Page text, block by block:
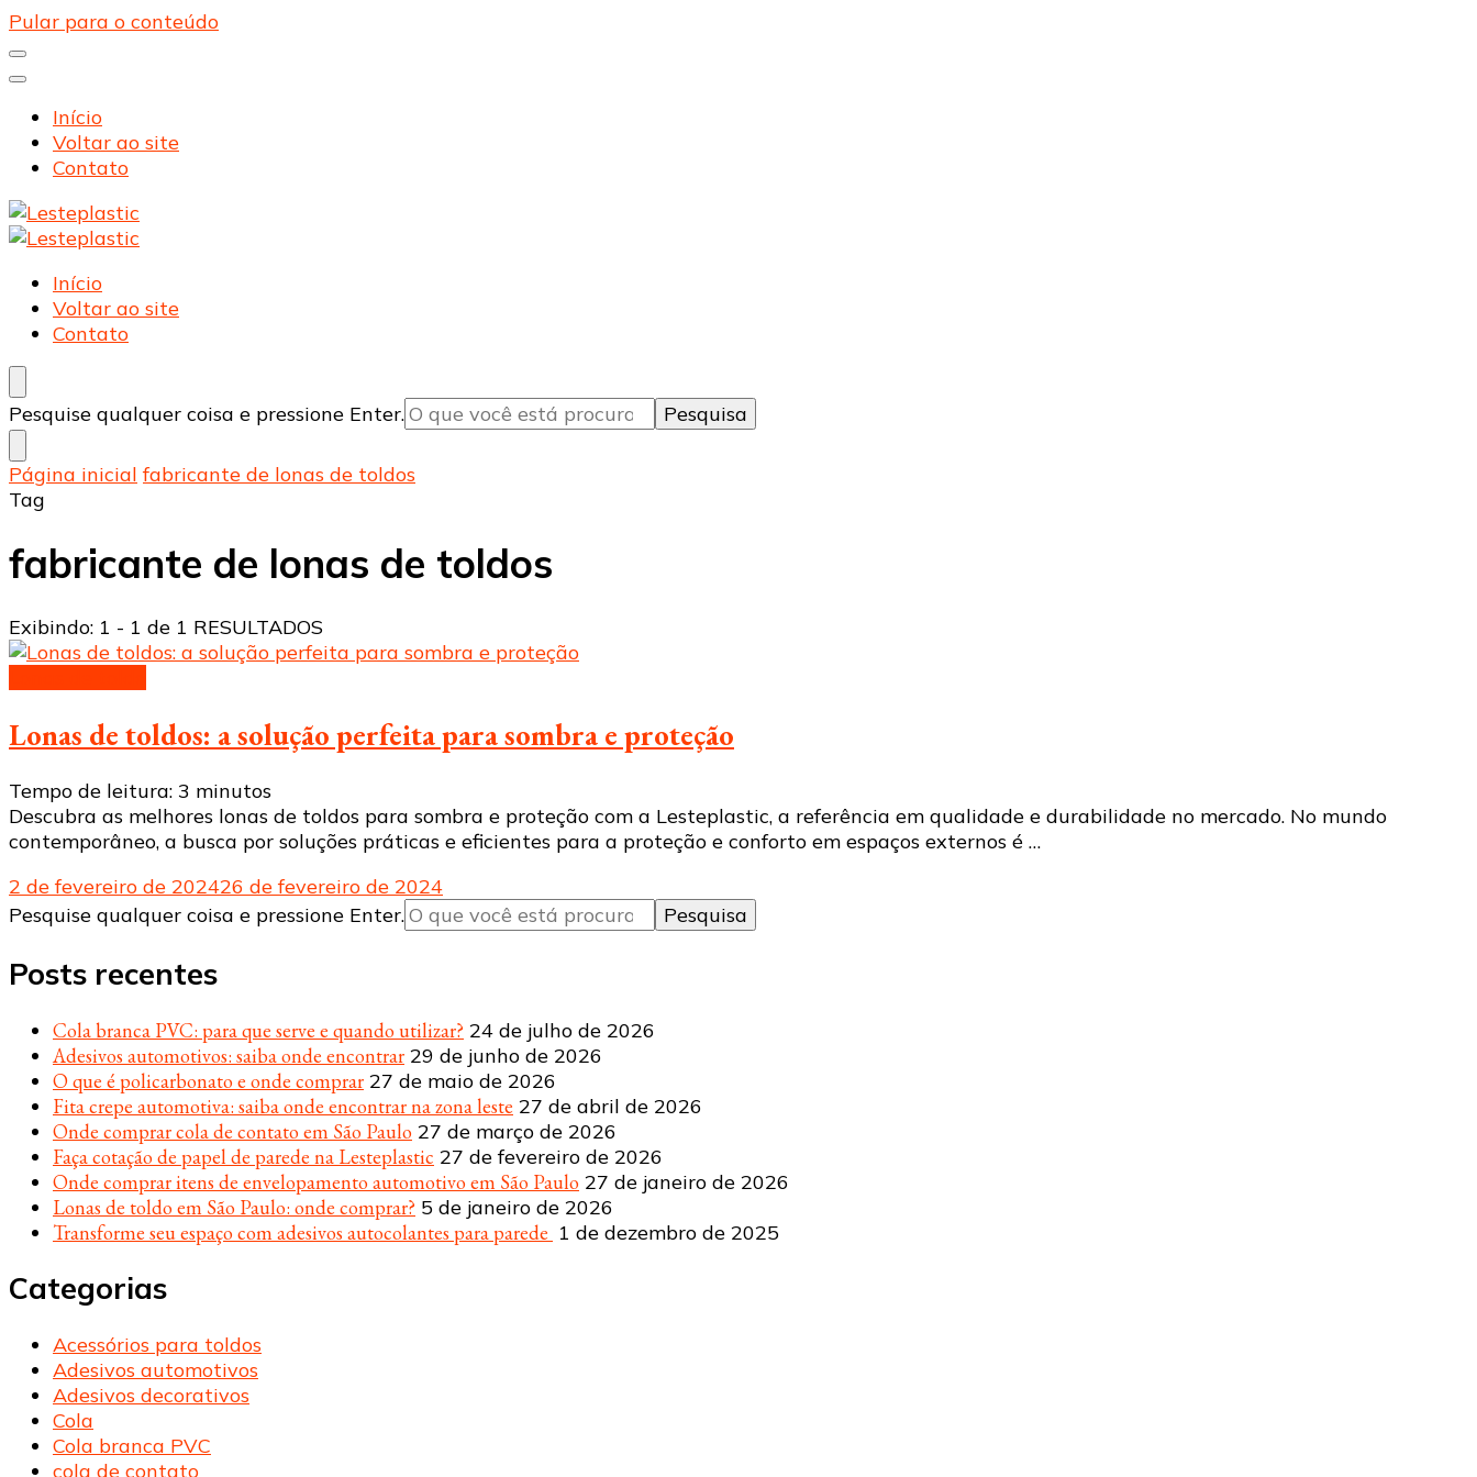
Pular para o conteúdo
Início
Voltar ao site
Contato
Lesteplastic
Blog – Lesteplastic
Lesteplastic
Blog – Lesteplastic
Início
Voltar ao site
Contato
Procurando
algo?
Pesquise qualquer coisa e pressione Enter.
Página inicial fabricante de lonas de toldos
Tag
fabricante de lonas de toldos
Exibindo: 1 - 1 de 1 RESULTADOS
Lonas de toldos: a solução perfeita para sombra e proteção
Tempo de leitura: 3 minutos
Descubra as melhores lonas de toldos para sombra e proteção com a Lesteplastic, a referência em qualidade e durabilidade no mercado. No mundo
contemporâneo, a busca por soluções práticas e eficientes para a proteção e conforto em espaços externos é …
2 de fevereiro de 202426 de fevereiro de 2024
Procurando
Pesquise qualquer coisa e pressione Enter.
Posts recentes
Cola branca PVC: para que serve e quando utilizar? 24 de julho de 2026
Adesivos automotivos: saiba onde encontrar 29 de junho de 2026
O que é policarbonato e onde comprar 27 de maio de 2026
Fita crepe automotiva: saiba onde encontrar na zona leste 27 de abril de 2026
Onde comprar cola de contato em São Paulo 27 de março de 2026
Faça cotação de papel de parede na Lesteplastic 27 de fevereiro de 2026
Onde comprar itens de envelopamento automotivo em São Paulo 27 de janeiro de 2026
Lonas de toldo em São Paulo: onde comprar? 5 de janeiro de 2026
Transforme seu espaço com adesivos autocolantes para parede 1 de dezembro de 2025
Categorias
Acessórios para toldos
Adesivos automotivos
Adesivos decorativos
Cola
Cola branca PVC
cola de contato